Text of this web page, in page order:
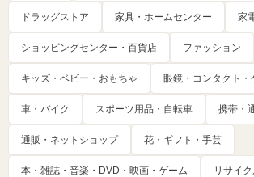
ドラッグストア 家具・ホームセンター 家
ショッピングセンター・百貨店 ファッション
キッズ・ベビー・おもちゃ 眼鏡・コンタクト・
車・バイク スポーツ用品・自転車 携帯・
通販・ネットショップ 花・ギフト・手芸
本・雑誌・音楽・DVD・映画・ゲーム リサイ